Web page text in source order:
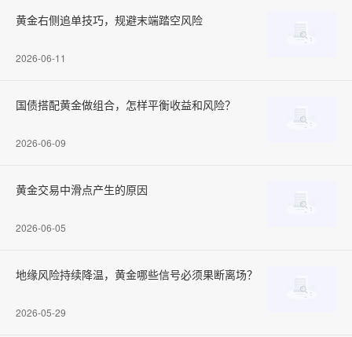
黄金右侧追单技巧，规避末端踏空风险
2026-06-11
国债搭配黄金做组合，怎样平衡收益和风险？
2026-06-09
黄金交易中滑点产生的原因
2026-06-05
地缘风险持续降温，黄金哪些信号必须果断离场？
2026-05-29